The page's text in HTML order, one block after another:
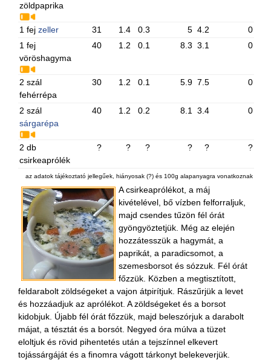
zöldpaprika
1 fejzeller 31 1.4 0.3 5 4.2
0
1 fej
vöröshagyma
40 1.2 0.1 8.3 3.1 0
2 szál
fehérrépa
30 1.2 0.1 5.9 7.5 0
2 szál
sárgarépa
40 1.2 0.2 8.1 3.4 0
2 db
csirkeaprólék
? ? ? ? ? ?
az adatok tájékoztató jellegűek, hiányosak (?) és 100g alapanyagra vonatkoznak
A csirkeaprólékot, a máj
kivételével, bő vízben felforraljuk,
majd csendes tűzön fél órát
gyöngyöztetjük. Még az elején
hozzátesszük a hagymát, a
paprikát, a paradicsomot, a
szemesborsot és sózzuk. Fél órát
főzzük. Közben a megtisztított,
feldarabolt zöldségeket a vajon átpirítjuk. Rászűrjük a levet
és hozzáadjuk az aprólékot. A zöldségeket és a borsot
kidobjuk. Újabb fél órát főzzük, majd beleszórjuk a darabolt
májat, a tésztát és a borsót. Negyed óra múlva a tüzet
eloltjuk és rövid pihentetés után a tejszínnel elkevert
tojássárgáját és a finomra vágott tárkonyt belekeverjük.